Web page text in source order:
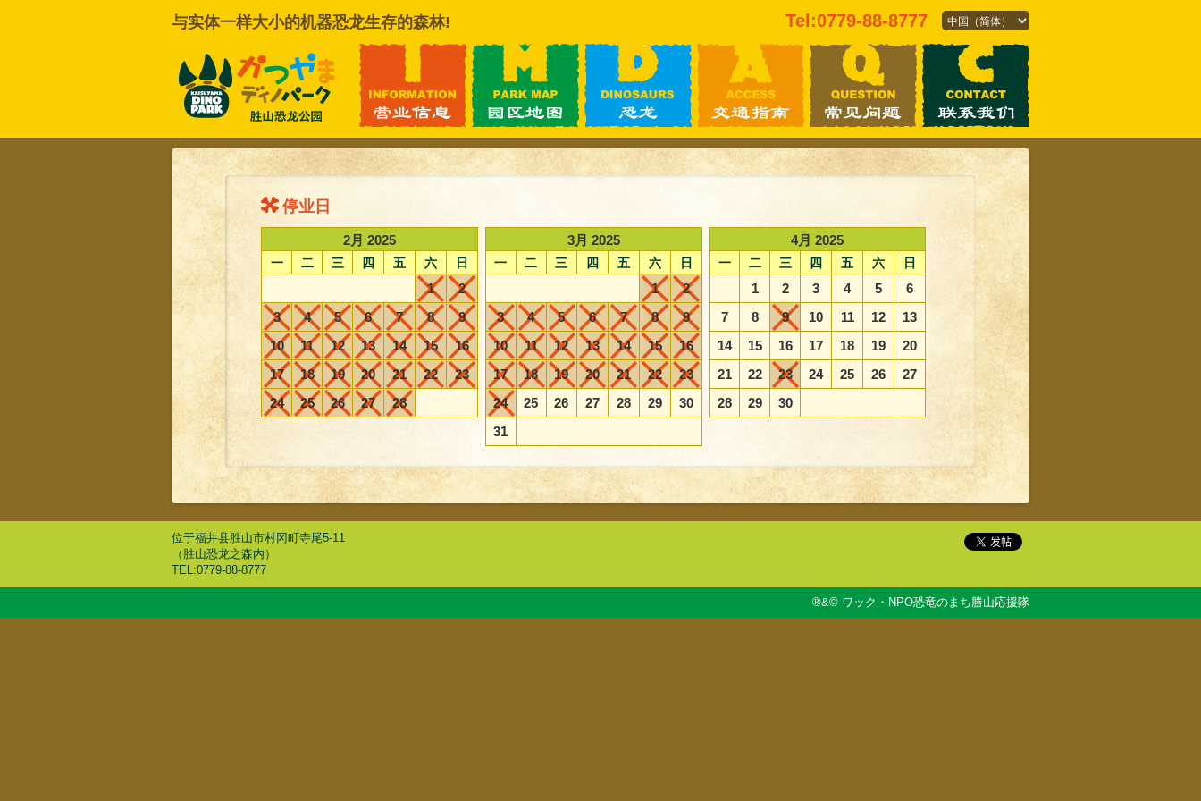
与实体一样大小的机器恐龙生存的森林! Tel:0779-88-8777
停业日
2月 2025
一 二 三 四 五 六 日
1
2
3
4 5 6 7 8
9
10
11 12 13 14 15
16
17
18 19 20 21 22
23
24
25 26 27 28
3月 2025
一 二 三 四 五 六 日
1
2
3
4 5 6 7 8
9
10
11 12 13 14 15
16
17
18 19 20 21 22
23
24
25 26 27 28 29
30
31
4月 2025
一 二 三 四 五 六 日
1 2 3 4 5
6
7
8 9 10 11 12
13
14
15 16 17 18 19
20
21
22 23 24 25 26
27
28
29 30
位于福井县胜山市村冈町寺尾5-11
（胜山恐龙之森内）
TEL:0779-88-8777
®&© ワック・NPO恐竜のまち勝山応援隊